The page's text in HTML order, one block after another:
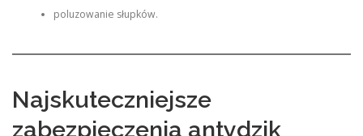
poluzowanie słupków.
Najskuteczniejsze
zabezpieczenia antydzik